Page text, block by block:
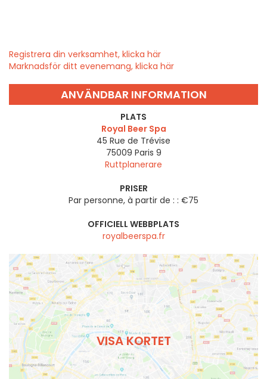
Registrera din verksamhet, klicka här
Marknadsför ditt evenemang, klicka här
ANVÄNDBAR INFORMATION
PLATS
Royal Beer Spa
45 Rue de Trévise
75009 Paris 9
Ruttplanerare
PRISER
Par personne, à partir de : : €75
OFFICIELL WEBBPLATS
royalbeerspa.fr
VISA KORTET